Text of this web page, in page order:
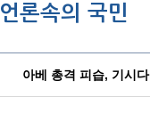
교과과정
언론속의 국민
아베 총격 피습, 기시